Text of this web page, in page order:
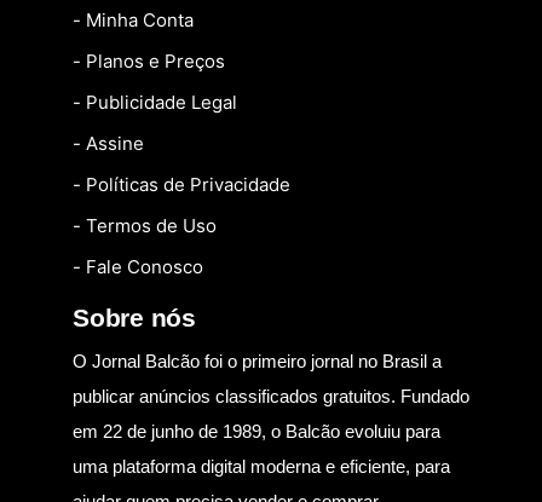
- Minha Conta
- Planos e Preços
- Publicidade Legal
- Assine
- Políticas de Privacidade
- Termos de Uso
- Fale Conosco
Sobre nós
O Jornal Balcão foi o primeiro jornal no Brasil a
publicar anúncios classificados gratuitos. Fundado
em 22 de junho de 1989, o Balcão evoluiu para
uma plataforma digital moderna e eficiente, para